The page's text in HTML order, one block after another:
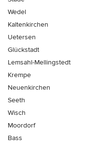
Wedel
Kaltenkirchen
Uetersen
Glückstadt
Lemsahl-Mellingstedt
Krempe
Neuenkirchen
Seeth
Wisch
Moordorf
Bass